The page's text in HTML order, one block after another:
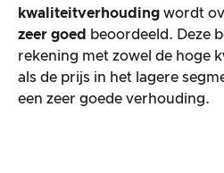
kwaliteitverhouding wordt
zeer goed beoordeeld. Deze
rekening met zowel de hoge
als de prijs in het lagere
een zeer goede verhouding.